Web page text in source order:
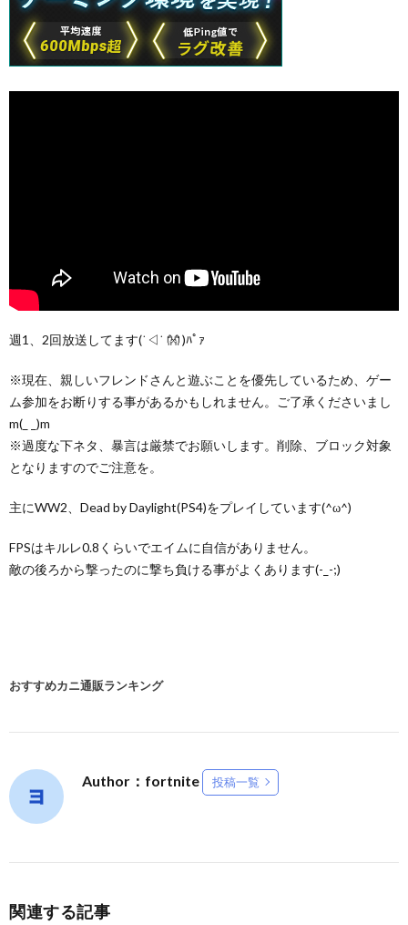
週1、2回放送してます(˙◁˙ 👐 )ﾊﾟｧ
※現在、親しいフレンドさんと遊ぶことを優先しているため、ゲー
ム参加をお断りする事があるかもしれません。ご了承くださいまし
m(_ _)m
※過度な下ネタ、暴言は厳禁でお願いします。削除、ブロック対象
となりますのでご注意を。
主にWW2、Dead by Daylight(PS4)をプレイしています(^ω^)
FPSはキルレ0.8くらいでエイムに自信がありません。
敵の後ろから撃ったのに撃ち負ける事がよくあります(-_-;)
おすすめカニ通販ランキング
Author：fortnite 投稿一覧
関連する記事